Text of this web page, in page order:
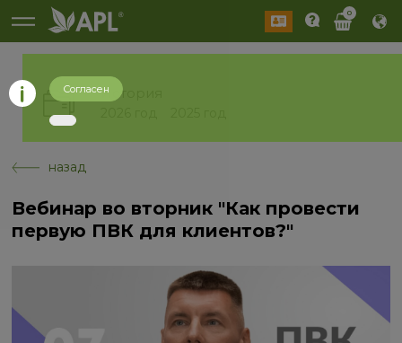
0
История
назад
Вебинар во вторник "Как провести
первую ПВК для клиентов?"
Согласен